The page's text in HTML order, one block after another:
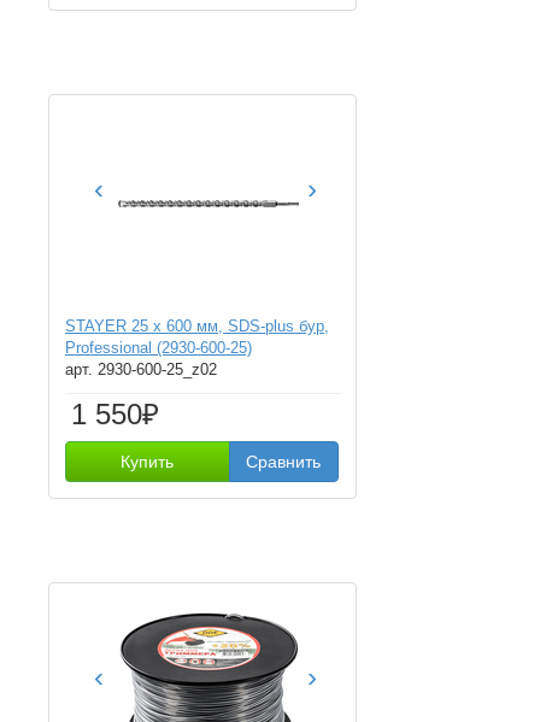
‹ ›
STAYER 25 x 600 мм, SDS-plus бур,
Professional (2930-600-25)
арт. 2930-600-25_z02
1 550₽
Купить Сравнить
‹ ›